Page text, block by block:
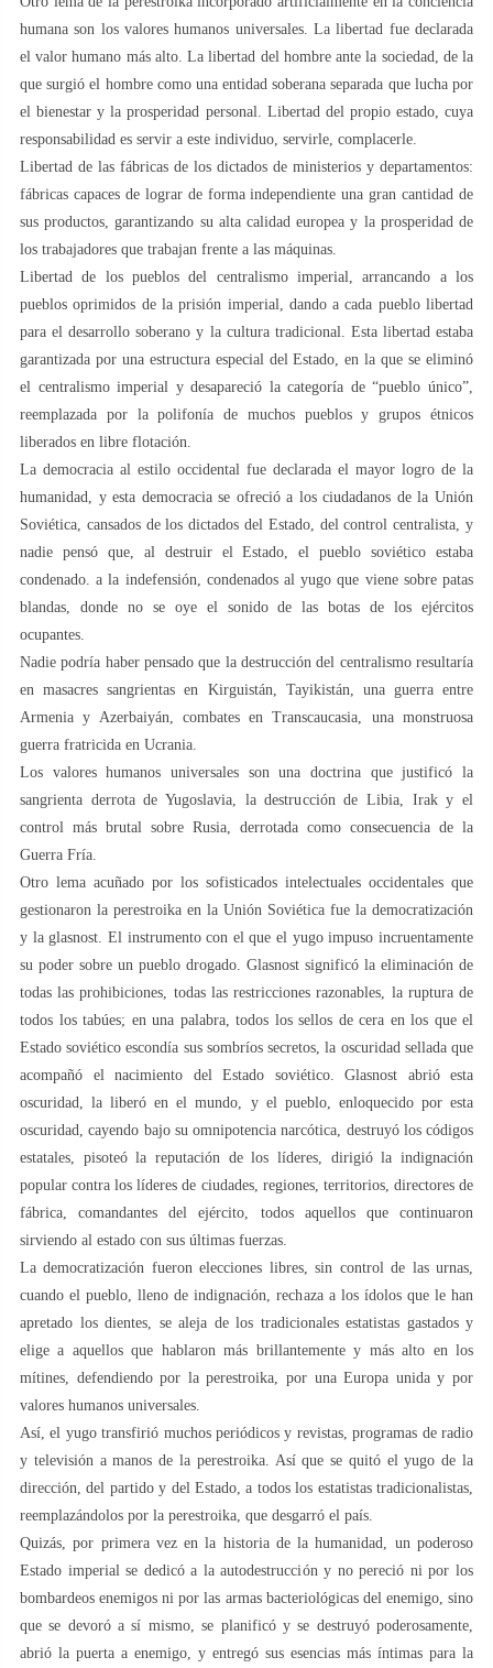
humana son los valores humanos universales. La libertad fue declarada
el valor humano más alto. La libertad del hombre ante la sociedad, de la
que surgió el hombre como una entidad soberana separada que lucha por
el bienestar y la prosperidad personal. Libertad del propio estado, cuya
responsabilidad es servir a este individuo, servirle, complacerle.
Libertad de las fábricas de los dictados de ministerios y departamentos:
fábricas capaces de lograr de forma independiente una gran cantidad de
sus productos, garantizando su alta calidad europea y la prosperidad de
los trabajadores que trabajan frente a las máquinas.
Libertad de los pueblos del centralismo imperial, arrancando a los
pueblos oprimidos de la prisión imperial, dando a cada pueblo libertad
para el desarrollo soberano y la cultura tradicional. Esta libertad estaba
garantizada por una estructura especial del Estado, en la que se eliminó
el centralismo imperial y desapareció la categoría de “pueblo único”,
reemplazada por la polifonía de muchos pueblos y grupos étnicos
liberados en libre flotación.
La democracia al estilo occidental fue declarada el mayor logro de la
humanidad, y esta democracia se ofreció a los ciudadanos de la Unión
Soviética, cansados ​​​​de los dictados del Estado, del control centralista, y
nadie pensó que, al destruir el Estado, el pueblo soviético estaba
condenado. a la indefensión, condenados al yugo que viene sobre patas
blandas, donde no se oye el sonido de las botas de los ejércitos
ocupantes.
Nadie podría haber pensado que la destrucción del centralismo resultaría
en masacres sangrientas en Kirguistán, Tayikistán, una guerra entre
Armenia y Azerbaiyán, combates en Transcaucasia, una monstruosa
guerra fratricida en Ucrania.
Los valores humanos universales son una doctrina que justificó la
sangrienta derrota de Yugoslavia, la destrucción de Libia, Irak y el
control más brutal sobre Rusia, derrotada como consecuencia de la
Guerra Fría.
Otro lema acuñado por los sofisticados intelectuales occidentales que
gestionaron la perestroika en la Unión Soviética fue la democratización
y la glasnost. El instrumento con el que el yugo impuso incruentamente
su poder sobre un pueblo drogado. Glasnost significó la eliminación de
todas las prohibiciones, todas las restricciones razonables, la ruptura de
todos los tabúes; en una palabra, todos los sellos de cera en los que el
Estado soviético escondía sus sombríos secretos, la oscuridad sellada que
acompañó el nacimiento del Estado soviético. Glasnost abrió esta
oscuridad, la liberó en el mundo, y el pueblo, enloquecido por esta
oscuridad, cayendo bajo su omnipotencia narcótica, destruyó los códigos
estatales, pisoteó la reputación de los líderes, dirigió la indignación
popular contra los líderes de ciudades, regiones, territorios, directores de
fábrica, comandantes del ejército, todos aquellos que continuaron
sirviendo al estado con sus últimas fuerzas.
La democratización fueron elecciones libres, sin control de las urnas,
cuando el pueblo, lleno de indignación, rechaza a los ídolos que le han
apretado los dientes, se aleja de los tradicionales estatistas gastados y
elige a aquellos que hablaron más brillantemente y más alto en los
mítines, defendiendo por la perestroika, por una Europa unida y por
valores humanos universales.
Así, el yugo transfirió muchos periódicos y revistas, programas de radio
y televisión a manos de la perestroika. Así que se quitó el yugo de la
dirección, del partido y del Estado, a todos los estatistas tradicionalistas,
reemplazándolos por la perestroika, que desgarró el país.
Quizás, por primera vez en la historia de la humanidad, un poderoso
Estado imperial se dedicó a la autodestrucción y no pereció ni por los
bombardeos enemigos ni por las armas bacteriológicas del enemigo, sino
que se devoró a sí mismo, se planificó y se destruyó poderosamente,
abrió la puerta a enemigo, y entregó sus esencias más íntimas para la